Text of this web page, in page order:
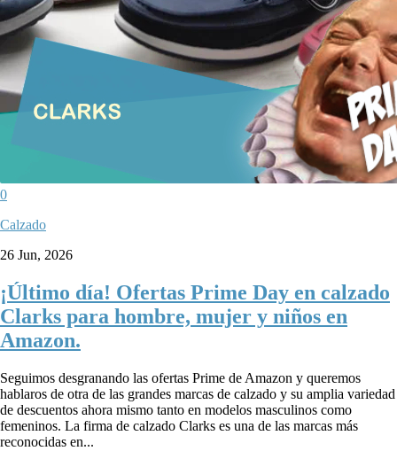
0
Calzado
26 Jun, 2026
¡Último día! Ofertas Prime Day en calzado
Clarks para hombre, mujer y niños en
Amazon.
Seguimos desgranando las ofertas Prime de Amazon y queremos
hablaros de otra de las grandes marcas de calzado y su amplia variedad
de descuentos ahora mismo tanto en modelos masculinos como
femeninos. La firma de calzado Clarks es una de las marcas más
reconocidas en...